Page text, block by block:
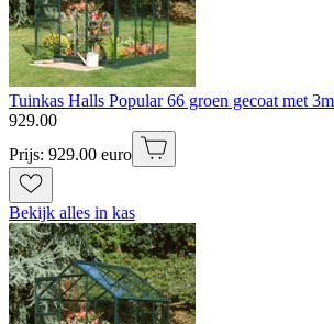
Tuinkas Halls Popular 66 groen gecoat met
929.00
Prijs: 929.00 euro
Bekijk alles in kas